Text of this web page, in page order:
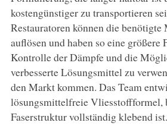
kostengünstiger zu transportieren
Restauratoren können die
auflösen und haben so eine
Kontrolle der Dämpfe und die
verbesserte Lösungsmittel zu
den Markt kommen. Das Team
lösungsmittelfreie Vliesstoffformel,
Faserstruktur vollständig klebend ist.